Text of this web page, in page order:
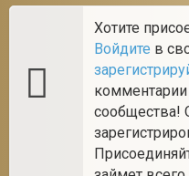
Хотите
Войдите в
сообщества!